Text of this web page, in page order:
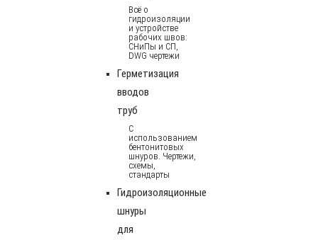
Всё о
гидроизоляции
и устройстве
рабочих швов:
СНиПы и СП,
DWG чертежи
Герметизация
вводов
труб
С
использованием
бентонитовых
шнуров. Чертежи,
схемы,
стандарты
Гидроизоляционные
шнуры
для